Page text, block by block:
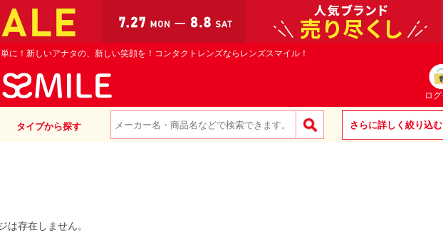
に！新しいアナタの、新しい笑顔を！コンタクトレンズならレンズスマイル！
ロ
タイプから探す さらに詳しく絞り込む
は存在しません。